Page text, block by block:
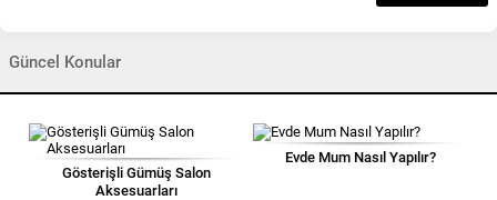
Güncel Konular
Gösterişli Gümüş Salon
Aksesuarları
Evde Mum Nasıl Yapılır?